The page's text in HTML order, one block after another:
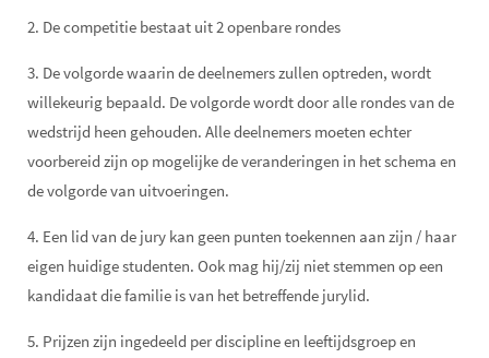
2. De competitie bestaat uit 2 openbare rondes
3. De volgorde waarin de deelnemers zullen optreden, wordt
willekeurig bepaald. De volgorde wordt door alle rondes van de
wedstrijd heen gehouden. Alle deelnemers moeten echter
voorbereid zijn op mogelijke de veranderingen in het schema en
de volgorde van uitvoeringen.
4. Een lid van de jury kan geen punten toekennen aan zijn / haar
eigen huidige studenten. Ook mag hij/zij niet stemmen op een
kandidaat die familie is van het betreffende jurylid.
5. Prijzen zijn ingedeeld per discipline en leeftijdsgroep en